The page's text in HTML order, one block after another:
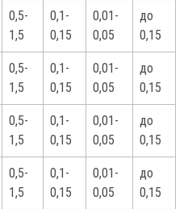
0,5-
1,5
0,1-
0,15
0,01-
0,05
до
0,15
0,5-
1,5
0,1-
0,15
0,01-
0,05
до
0,15
0,5-
1,5
0,1-
0,15
0,01-
0,05
до
0,15
0,5-
1,5
0,1-
0,15
0,01-
0,05
до
0,15